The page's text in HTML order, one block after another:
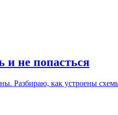
и не попасться
как устроены схемы